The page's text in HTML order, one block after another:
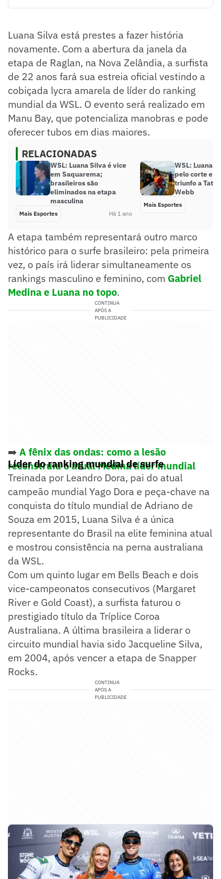
primeira vez.
Luana é a única representante do Brasil na elite feminina
atual, com bons resultados recentes.
Resumo supervisionado pelo jornalista!
Luana Silva está prestes a fazer história
novamente. Com a abertura da janela da
etapa de Raglan, na Nova Zelândia, a surfista
de 22 anos fará sua estreia oficial vestindo a
cobiçada lycra amarela de líder do ranking
mundial da WSL. O evento será realizado em
Manu Bay, que potencializa manobras e pode
oferecer tubos em dias maiores.
RELACIONADAS
WSL: Luana Silva é vice
em Saquarema;
brasileiros são
eliminados na etapa
masculina
Mais Esportes Há 1 ano
WSL: Luana
pelo corte e
triunfo a Tati
Webb
Mais Esportes
A etapa também representará outro marco
histórico para o surfe brasileiro: pela primeira
vez, o país irá liderar simultaneamente os
rankings masculino e feminino, com Gabriel
Medina e Luana no topo.
CONTINUA
APÓS A
PUBLICIDADE
➡️ A fênix das ondas: como a lesão
reconstruiu o atual Medina líder mundial
Líder do ranking mundial de surfe
Treinada por Leandro Dora, pai do atual
campeão mundial Yago Dora e peça-chave na
conquista do título mundial de Adriano de
Souza em 2015, Luana Silva é a única
representante do Brasil na elite feminina atual
e mostrou consistência na perna australiana
da WSL.
Com um quinto lugar em Bells Beach e dois
vice-campeonatos consecutivos (Margaret
River e Gold Coast), a surfista faturou o
prestigiado título da Tríplice Coroa
Australiana. A última brasileira a liderar o
circuito mundial havia sido Jacqueline Silva,
em 2004, após vencer a etapa de Snapper
Rocks.
CONTINUA
APÓS A
PUBLICIDADE